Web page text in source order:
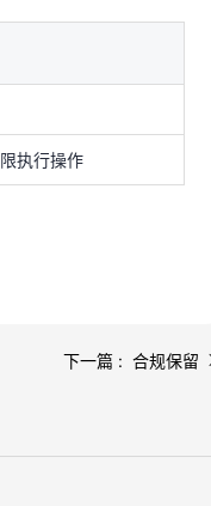
执行操作
执行操作
下一篇 : 合规保留